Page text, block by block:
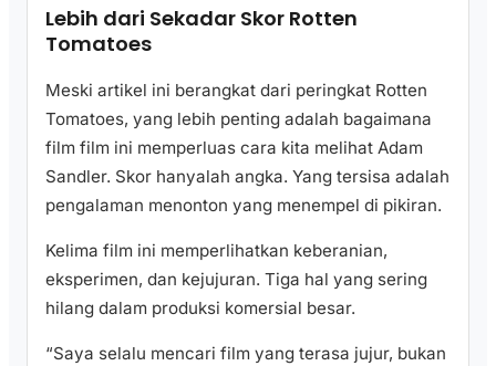
Lebih dari Sekadar Skor Rotten
Tomatoes
Meski artikel ini berangkat dari peringkat Rotten
Tomatoes, yang lebih penting adalah bagaimana
film film ini memperluas cara kita melihat Adam
Sandler. Skor hanyalah angka. Yang tersisa adalah
pengalaman menonton yang menempel di pikiran.
Kelima film ini memperlihatkan keberanian,
eksperimen, dan kejujuran. Tiga hal yang sering
hilang dalam produksi komersial besar.
“Saya selalu mencari film yang terasa jujur, bukan